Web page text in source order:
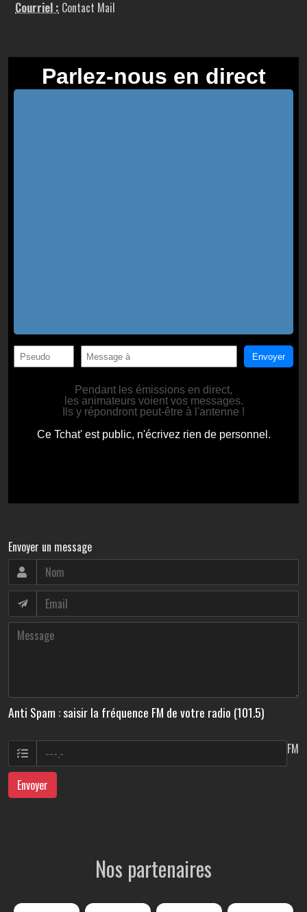
Courriel : Contact Mail
Envoyer un message
Anti Spam : saisir la fréquence FM de votre radio (101.5)
FM
Envoyer
Nos partenaires